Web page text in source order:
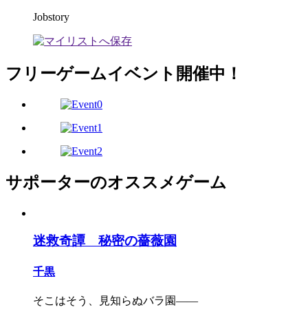
Jobstory
フリーゲームイベント開催中！
サポーターのオススメゲーム
迷救奇譚 秘密の薔薇園
千黒
そこはそう、見知らぬバラ園――